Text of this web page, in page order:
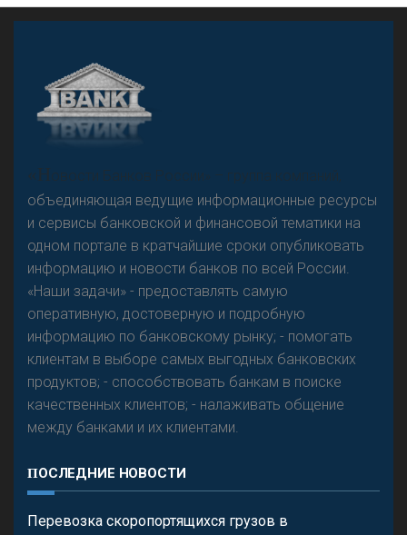
«Н
овости Банков России» – группа компаний,
объединяющая ведущие информационные ресурсы
и сервисы банковской и финансовой тематики на
одном портале в кратчайшие сроки опубликовать
информацию и новости банков по всей России.
«Наши задачи» - предоставлять самую
оперативную, достоверную и подробную
информацию по банковскому рынку; - помогать
клиентам в выборе самых выгодных банковских
продуктов; - способствовать банкам в поиске
качественных клиентов; - налаживать общение
между банками и их клиентами.
ПОСЛЕДНИЕ НОВОСТИ
Перевозка скоропортящихся грузов в